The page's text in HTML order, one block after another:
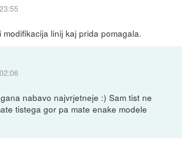
linij kaj prida pomagala.
nabavo najvrjetneje :) Sam tist ne
tistega gor pa mate enake modele